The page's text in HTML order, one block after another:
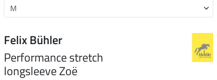
Felix Bühler
Performance stretch
longsleeve Zoë